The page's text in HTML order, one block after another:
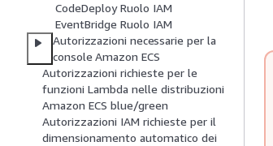
CodeDeploy Ruolo IAM
EventBridge Ruolo IAM
Autorizzazioni necessarie per la
console Amazon ECS
Autorizzazioni richieste per le
funzioni Lambda nelle distribuzioni
Amazon ECS blue/green
Autorizzazioni IAM richieste per il
dimensionamento automatico dei